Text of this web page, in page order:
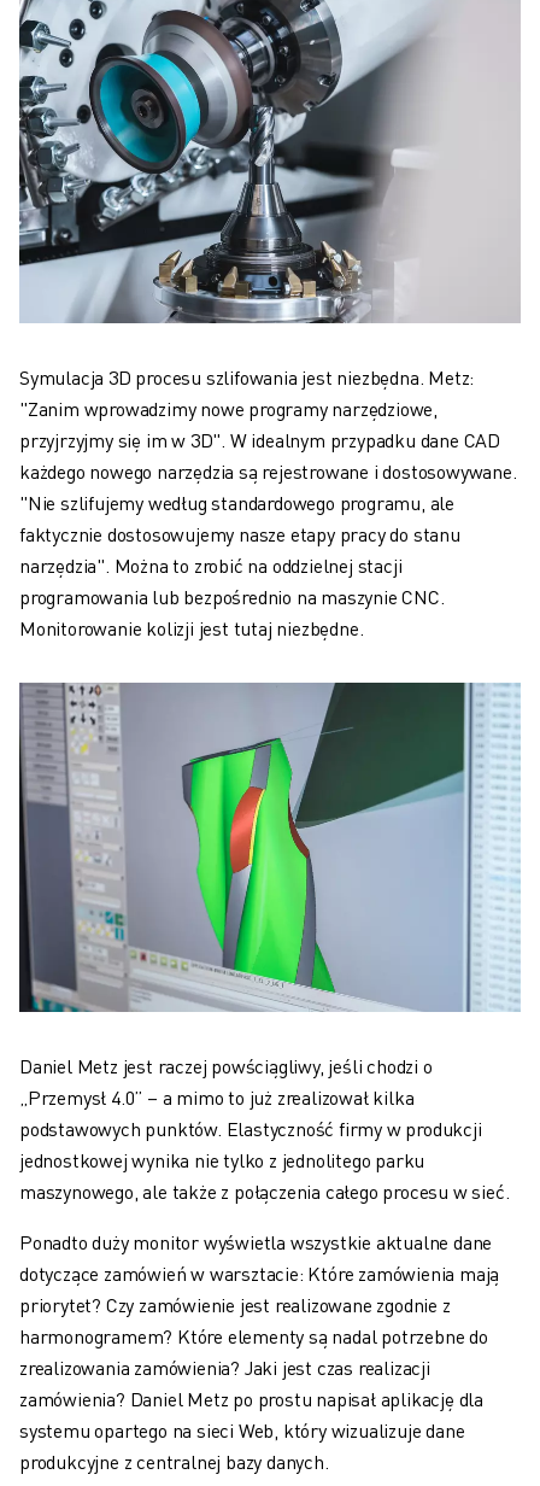
Symulacja 3D procesu szlifowania jest niezbędna. Metz:
"Zanim wprowadzimy nowe programy narzędziowe,
przyjrzyjmy się im w 3D". W idealnym przypadku dane CAD
każdego nowego narzędzia są rejestrowane i dostosowywane.
"Nie szlifujemy według standardowego programu, ale
faktycznie dostosowujemy nasze etapy pracy do stanu
narzędzia". Można to zrobić na oddzielnej stacji
programowania lub bezpośrednio na maszynie CNC.
Monitorowanie kolizji jest tutaj niezbędne.
Daniel Metz jest raczej powściągliwy, jeśli chodzi o
„Przemysł 4.0” – a mimo to już zrealizował kilka
podstawowych punktów. Elastyczność firmy w produkcji
jednostkowej wynika nie tylko z jednolitego parku
maszynowego, ale także z połączenia całego procesu w sieć.
Ponadto duży monitor wyświetla wszystkie aktualne dane
dotyczące zamówień w warsztacie: Które zamówienia mają
priorytet? Czy zamówienie jest realizowane zgodnie z
harmonogramem? Które elementy są nadal potrzebne do
zrealizowania zamówienia? Jaki jest czas realizacji
zamówienia? Daniel Metz po prostu napisał aplikację dla
systemu opartego na sieci Web, który wizualizuje dane
produkcyjne z centralnej bazy danych.